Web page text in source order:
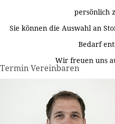
persönlich
Sie können die Auswahl an
Bedarf
Wir freuen uns
Termin Vereinbaren